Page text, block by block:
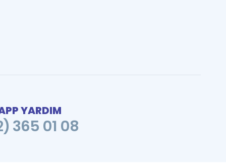
YARDIM
365 01 08